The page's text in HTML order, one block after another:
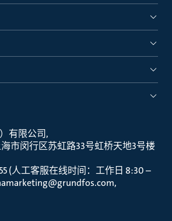
有限公司
市闵行区苏虹路33号虹桥天地3号楼
(人工客服在线时间：工作日 8:30 –